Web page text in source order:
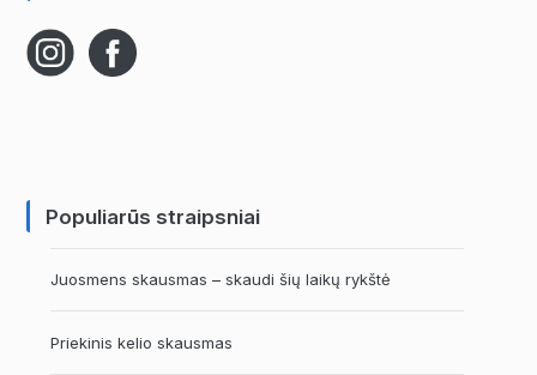
Populiarūs straipsniai
Juosmens skausmas – skaudi šių laikų rykštė
Priekinis kelio skausmas